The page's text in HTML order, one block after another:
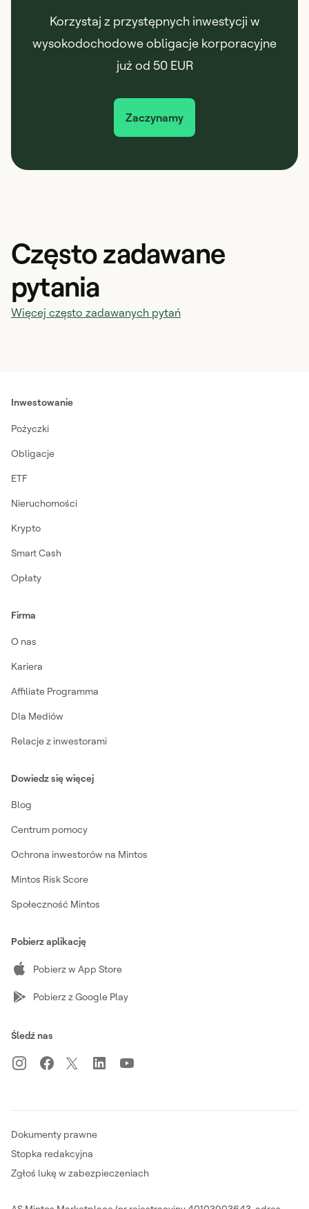
Korzystaj z przystępnych inwestycji w
wysokodochodowe obligacje korporacyjne
już od 50 EUR
Zaczynamy
Często zadawane
pytania
Więcej często zadawanych pytań
Inwestowanie
Pożyczki
Obligacje
ETF
Nieruchomości
Krypto
Smart Cash
Opłaty
Firma
O nas
Kariera
Affiliate Programma
Dla Mediów
Relacje z inwestorami
Dowiedz się więcej
Blog
Centrum pomocy
Ochrona inwestorów na Mintos
Mintos Risk Score
Społeczność Mintos
Pobierz aplikację
Pobierz w App Store
Pobierz z Google Play
Śledź nas
Dokumenty prawne
Stopka redakcyjna
Zgłoś lukę w zabezpieczeniach